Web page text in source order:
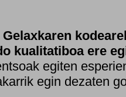
Gelaxkaren
kualitatiboa ere
egiten
egin dezaten